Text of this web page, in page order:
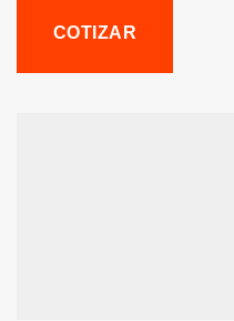
COTIZAR